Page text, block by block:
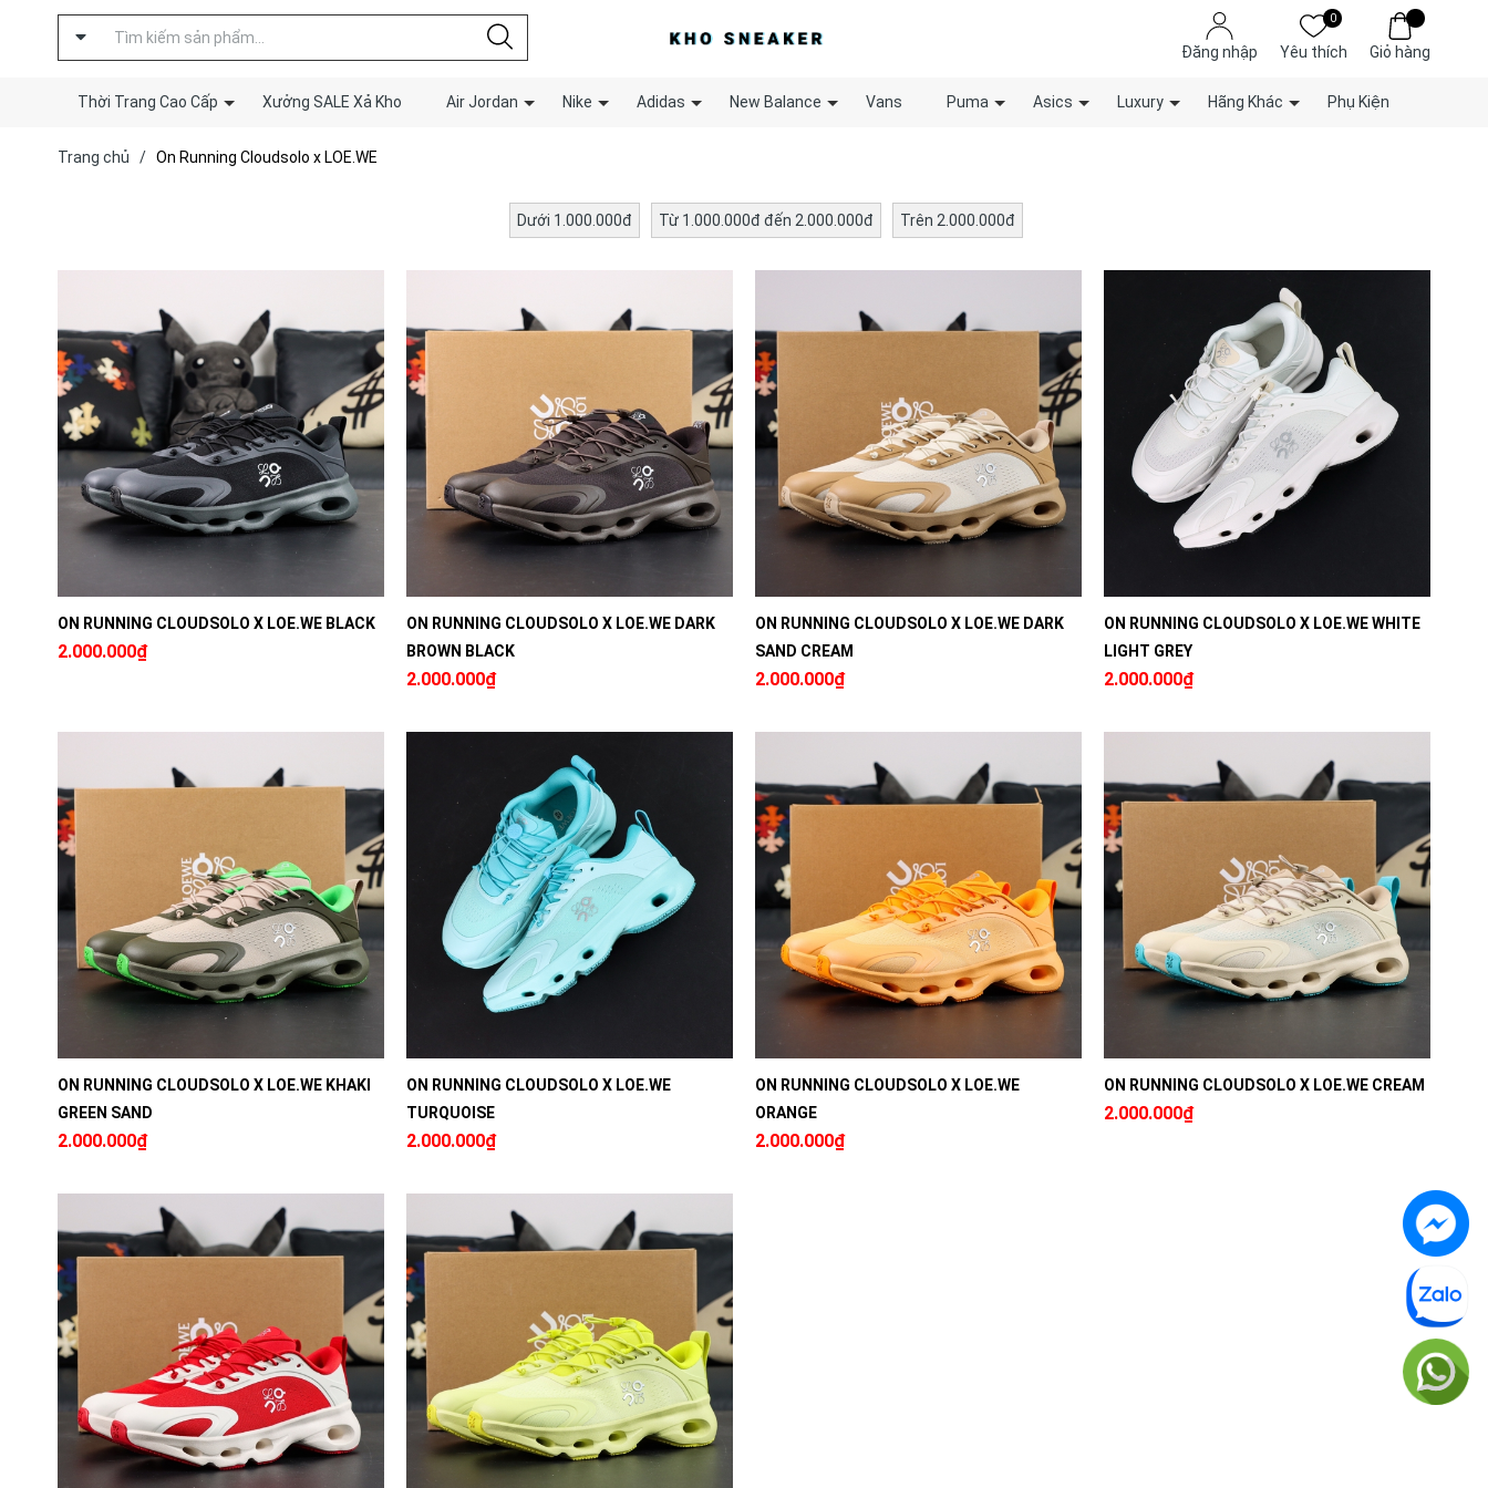
Đăng nhập
0
Yêu thích Giỏ hàng
Thời Trang Cao Cấp Xưởng SALE Xả Kho Air Jordan Nike Adidas New Balance Vans Puma Asics Luxury Hãng Khác Phụ Kiện
Trang chủ / On Running Cloudsolo x LOE.WE
Dưới 1.000.000đ Từ 1.000.000đ đến 2.000.000đ Trên 2.000.000đ
ON RUNNING CLOUDSOLO X LOE.WE BLACK
2.000.000₫
ON RUNNING CLOUDSOLO X LOE.WE DARK
BROWN BLACK
2.000.000₫
ON RUNNING CLOUDSOLO X LOE.WE DARK
SAND CREAM
2.000.000₫
ON RUNNING CLOUDSOLO X LOE.WE WHITE
LIGHT GREY
2.000.000₫
ON RUNNING CLOUDSOLO X LOE.WE KHAKI
GREEN SAND
2.000.000₫
ON RUNNING CLOUDSOLO X LOE.WE
TURQUOISE
2.000.000₫
ON RUNNING CLOUDSOLO X LOE.WE
ORANGE
2.000.000₫
ON RUNNING CLOUDSOLO X LOE.WE CREAM
2.000.000₫